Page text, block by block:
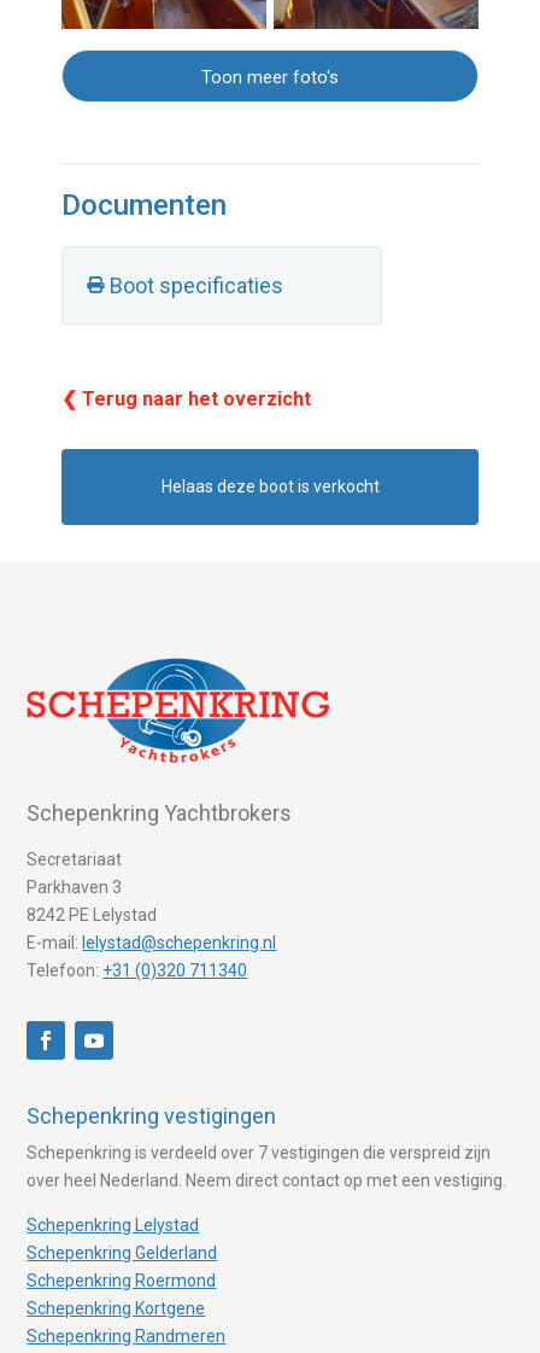
Toon meer foto's
Documenten
Boot specificaties
❮ Terug naar het overzicht
Helaas deze boot is verkocht
Schepenkring Yachtbrokers
Secretariaat
Parkhaven 3
8242 PE Lelystad
E-mail: lelystad@schepenkring.nl
Telefoon: +31 (0)320 711340
Schepenkring vestigingen
Schepenkring is verdeeld over 7 vestigingen die verspreid zijn
over heel Nederland. Neem direct contact op met een vestiging.
Schepenkring Lelystad
Schepenkring Gelderland
Schepenkring Roermond
Schepenkring Kortgene
Schepenkring Randmeren